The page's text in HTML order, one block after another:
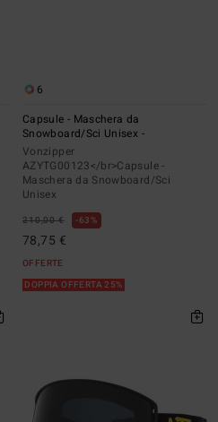
6
Capsule - Maschera da
Snowboard/Sci Unisex -
Vonzipper
AZYTG00123</br>Capsule -
Maschera da Snowboard/Sci
Unisex
210,00 € 63%
78,75 €
OFFERTE
DOPPIA OFFERTA 25%